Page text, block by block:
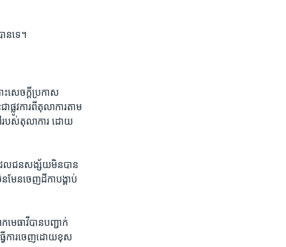
ន​ទេ។
សេចក្តី​ប្រកាស​
វ​ការ​ពី​តុលាការ​តាម​
របស់​តុលាការ​ ដោយ​
ែល​ជន​សង្ស័យ​មិន​បាន​
មែន​ចេញ​ដីកា​បង្គាប់​
េធាវី​បាន​បញ្ជាក់​
វើ​ការ​ចេញ​ដោយ​ខុស​